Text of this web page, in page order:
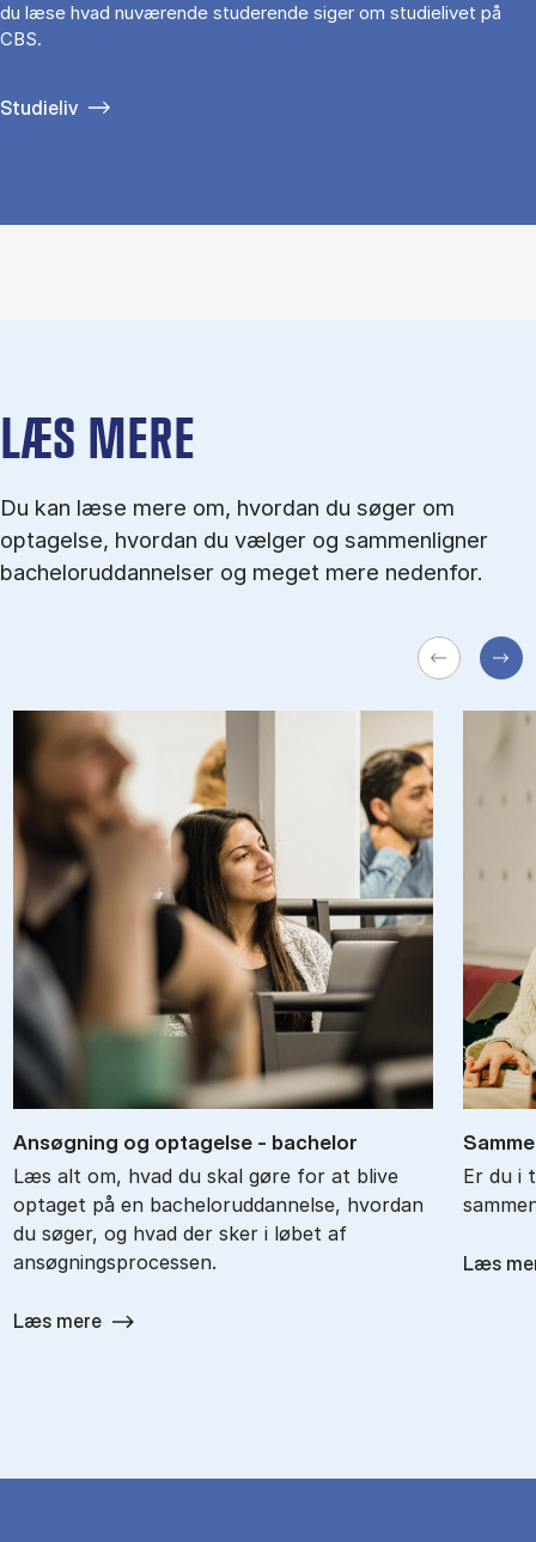
du læse hvad nuværende studerende siger om studielivet på
CBS.
Studieliv
LÆS MERE
Du kan læse mere om, hvordan du søger om
optagelse, hvordan du vælger og sammenligner
bacheloruddannelser og meget mere nedenfor.
An­søg­ning og op­ta­gel­se - ba­chel­or
Læs alt om, hvad du skal gøre for at blive
optaget på en bacheloruddannelse, hvordan
du søger, og hvad der sker i løbet af
ansøgningsprocessen.
Læs mere
Er du i
Læs